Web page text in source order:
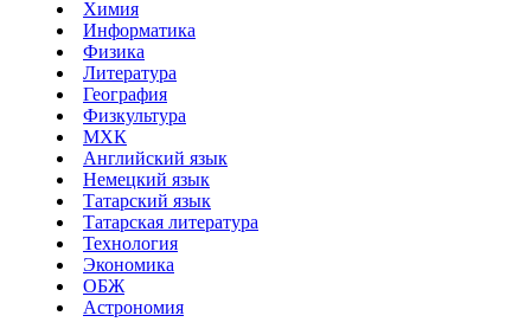
Химия
Информатика
Физика
Литература
География
Физкультура
МХК
Английский язык
Немецкий язык
Татарский язык
Татарская литература
Технология
Экономика
ОБЖ
Астрономия